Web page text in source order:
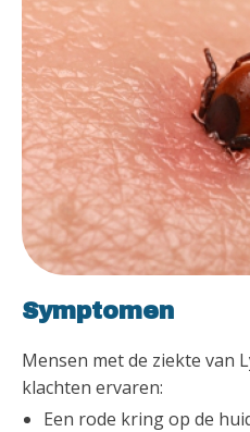
Symptomen
Mensen met de ziekte van
klachten ervaren:
Een rode kring op de